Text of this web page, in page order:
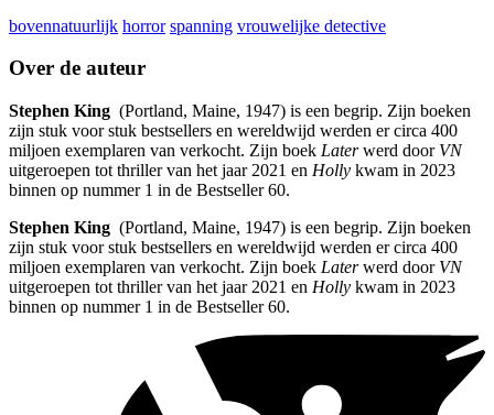
bovennatuurlijk horror spanning vrouwelijke detective
Over de auteur
Stephen King (Portland, Maine, 1947) is een begrip. Zijn boeken
zijn stuk voor stuk bestsellers en wereldwijd werden er circa 400
miljoen exemplaren van verkocht. Zijn boek Laterwerd door VN
uitgeroepen tot thriller van het jaar 2021 en Holly kwam in 2023
binnen op nummer 1 in de Bestseller 60.
Stephen King (Portland, Maine, 1947) is een begrip. Zijn boeken
zijn stuk voor stuk bestsellers en wereldwijd werden er circa 400
miljoen exemplaren van verkocht. Zijn boek Laterwerd door VN
uitgeroepen tot thriller van het jaar 2021 en Holly kwam in 2023
binnen op nummer 1 in de Bestseller 60.